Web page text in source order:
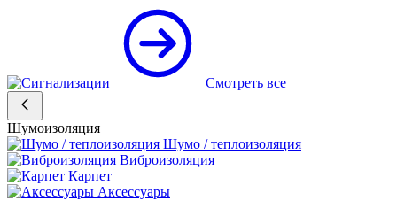
Смотреть все
Шумоизоляция
Шумо / теплоизоляция
Виброизоляция
Карпет
Аксессуары